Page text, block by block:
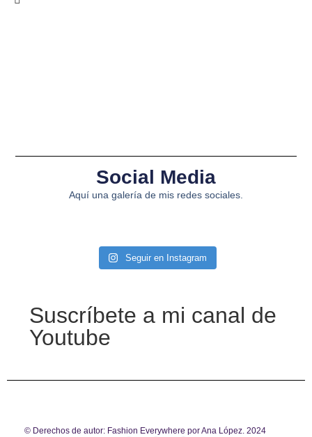
Social Media
Aquí una galería de mis redes sociales.
Seguir en Instagram
Suscríbete a mi canal de
Youtube
© Derechos de autor: Fashion Everywhere por Ana López. 2024